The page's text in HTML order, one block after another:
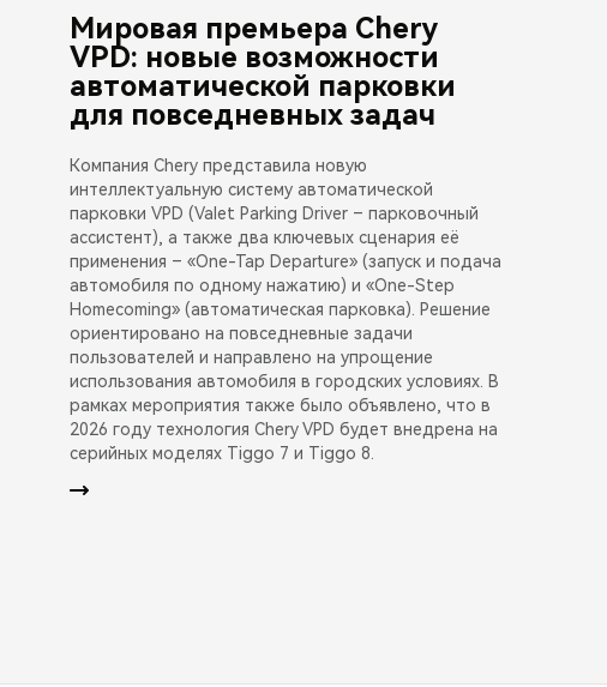
Мировая премьера Chery
VPD: новые возможности
автоматической парковки
для повседневных задач
Компания Chery представила новую
интеллектуальную систему автоматической
парковки VPD (Valet Parking Driver – парковочный
ассистент), а также два ключевых сценария её
применения – «One-Tap Departure» (запуск и подача
автомобиля по одному нажатию) и «One-Step
Homecoming» (автоматическая парковка). Решение
ориентировано на повседневные задачи
пользователей и направлено на упрощение
использования автомобиля в городских условиях. В
рамках мероприятия также было объявлено, что в
2026 году технология Chery VPD будет внедрена на
серийных моделях Tiggo 7 и Tiggo 8.